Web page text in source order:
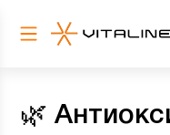
🌿